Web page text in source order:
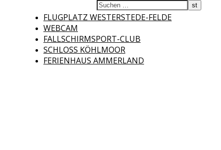
FLUGPLATZ WESTERSTEDE-FELDE
WEBCAM
FALLSCHIRMSPORT-CLUB
SCHLOSS KÖHLMOOR
FERIENHAUS AMMERLAND
Fliegerclub